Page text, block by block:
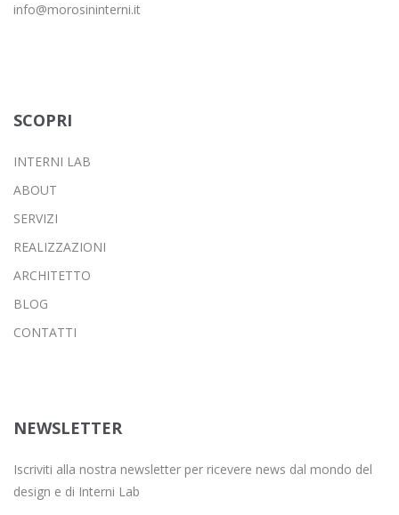
info@morosininterni.it
SCOPRI
INTERNI LAB
ABOUT
SERVIZI
REALIZZAZIONI
ARCHITETTO
BLOG
CONTATTI
NEWSLETTER
Iscriviti alla nostra newsletter per ricevere news dal mondo del
design e di Interni Lab